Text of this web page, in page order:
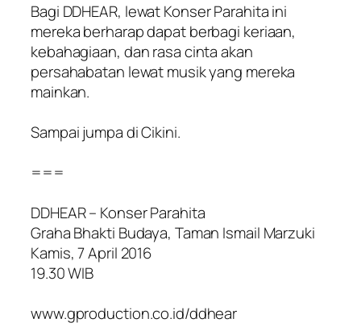
Bagi DDHEAR, lewat Konser Parahita ini
mereka berharap dapat berbagi keriaan,
kebahagiaan, dan rasa cinta akan
persahabatan lewat musik yang mereka
mainkan.
Sampai jumpa di Cikini.
===
DDHEAR – Konser Parahita
Graha Bhakti Budaya, Taman Ismail Marzuki
Kamis, 7 April 2016
19.30 WIB
www.gproduction.co.id/ddhear